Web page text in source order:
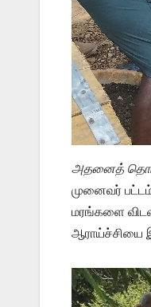
அதனைத்
முனைவர்
மரங்களை
ஆராய்ச்சியை